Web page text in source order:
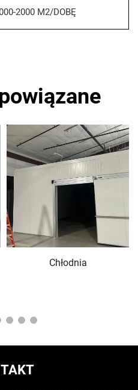
2000 M2/DOBĘ
Chłodnia